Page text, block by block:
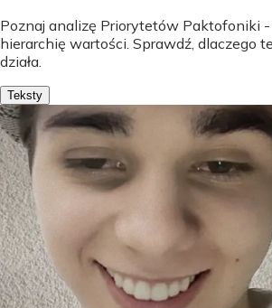
Poznaj analizę Priorytetów Paktofoniki -
hierarchię wartości. Sprawdź, dlaczego
działa.
Teksty